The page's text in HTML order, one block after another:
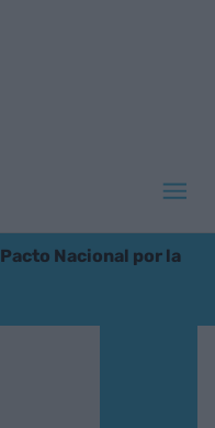
Pacto Nacional por la